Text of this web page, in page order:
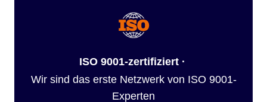
ISO 9001-zertifiziert ·
Wir sind das erste Netzwerk von ISO 9001-
Experten